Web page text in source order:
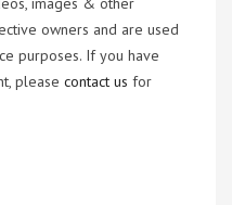
owners and are used
purposes. If you have
please contact us for